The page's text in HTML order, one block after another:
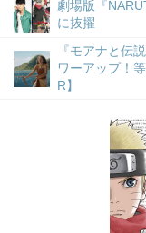
劇場版『
に抜擢
『モアナと伝
ワーアップ！
R】